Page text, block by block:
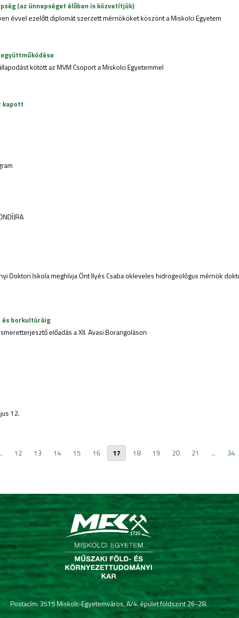
(az ünnepséget élőben is közvetítjük)
évvel ezelőtt diplomát szerzett mérnököket köszönt a Miskolci Egyetem
kötött az MVM Csoport a Miskolci Egyetemmel
kapott
Doktori Iskola meghívja Önt Ilyés Csaba okleveles hidrogeológus mérnök
és borkultúráig
előadás a XII. Avasi Borangoláson
12.
12 13 14 15 16 17 18 19 20 21 ... 34
Postacím: 3515 Miskolc-Egyetemváros, A/4. épület földszint 26-28.